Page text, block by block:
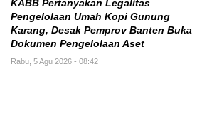
KABB Pertanyakan Legalitas
Pengelolaan Umah Kopi Gunung
Karang, Desak Pemprov Banten Buka
Dokumen Pengelolaan Aset
Rabu, 5 Agu 2026 - 08:42